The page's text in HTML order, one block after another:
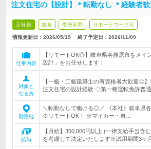
注文住宅の【設計】＊転勤なし ＊経験者
正社員 急募 学歴不問 リモートワーク可
情報更新日：2026/05/19 終了予定日： 2026/11/09
仕事内容
【リモートOK◎】岐阜県各務原市をメイ
設計」をお任せします！
対象と
なる方
【一級・二級建築士の有資格者大歓迎◎
注文住宅の設計経験 ◇第一種運転免許普
勤務地
＼転勤なしで働ける◎／ 《本社》岐阜県
※リモートOK！ ※マイカー・自…
給与
【月給】350,000円以上 (一律支給手当含
を考慮して決定いたします※試用期間3ヶ